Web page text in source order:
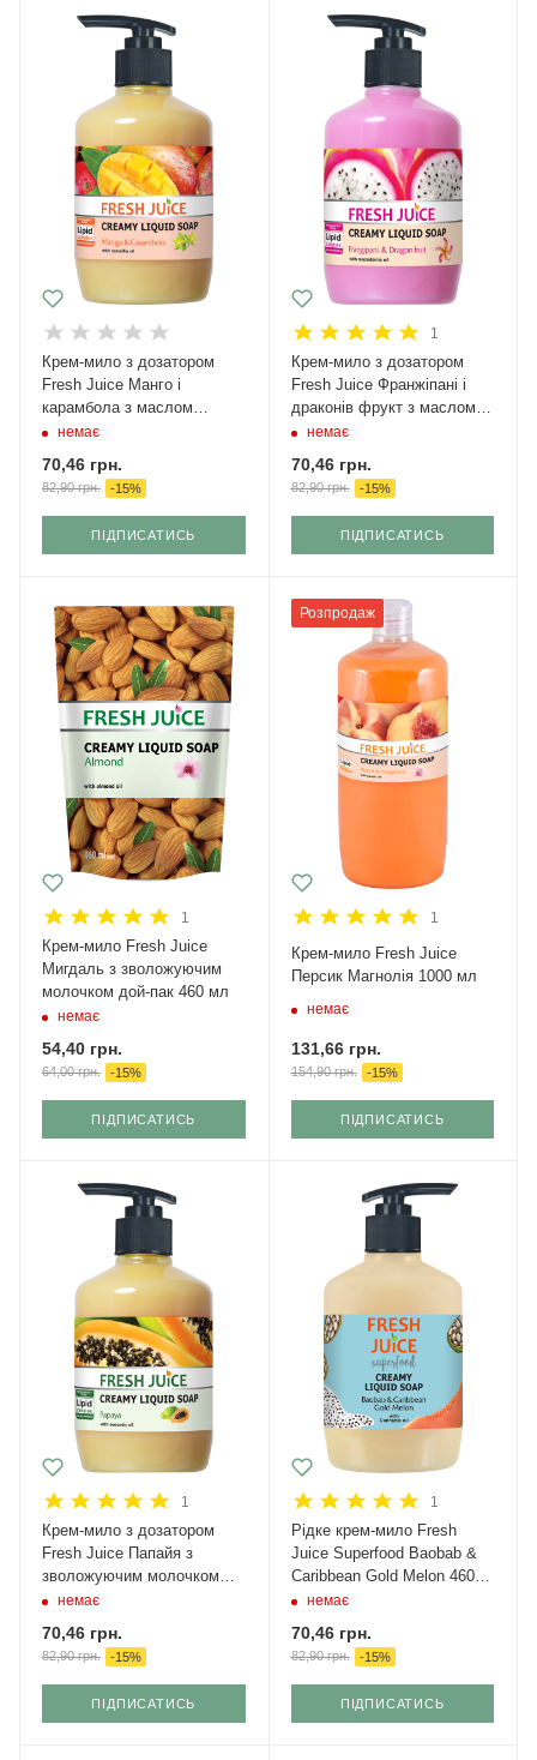
Крем-мило з дозатором
Fresh Juice Манго і
карамбола з маслом
камелії 460 мл
немає
70,46 грн.
82,90грн. -15%
ПІДПИСАТИСЬ
1
Крем-мило з дозатором
Fresh Juice Франжіпані і
драконів фрукт з маслом
макадамії 460 мл
немає
70,46грн.
82,90грн. -15%
ПІДПИСАТИСЬ
1
Крем-мило Fresh Juice
Мигдаль з зволожуючим
молочком дой-пак 460 мл
немає
54,40 грн.
64,00грн. -15%
ПІДПИСАТИСЬ
Розпродаж
1
Крем-мило Fresh Juice
Персик Магнолія 1000 мл
немає
131,66грн.
154,90грн. -15%
ПІДПИСАТИСЬ
1
Крем-мило з дозатором
Fresh Juice Папайя з
зволожуючим молочком
авокадо 460 мл
немає
70,46 грн.
82,90грн. -15%
ПІДПИСАТИСЬ
1
Рідке крем-мило Fresh
Juice Superfood Baobab &
Caribbean Gold Melon 460
млнемає
70,46грн.
82,90грн. -15%
ПІДПИСАТИСЬ